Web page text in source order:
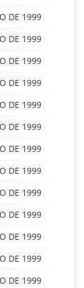
DE 1999
DE 1999
DE 1999
DE 1999
DE 1999
DE 1999
DE 1999
DE 1999
DE 1999
DE 1999
DE 1999
DE 1999
DE 1999